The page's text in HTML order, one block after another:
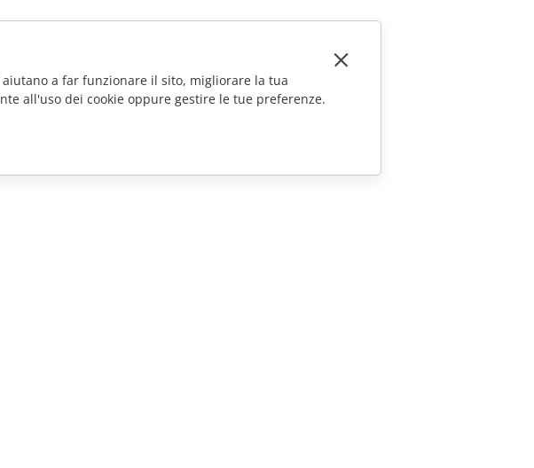
a far funzionare il sito, migliorare la tua
all'uso dei cookie oppure gestire le tue preferenze.